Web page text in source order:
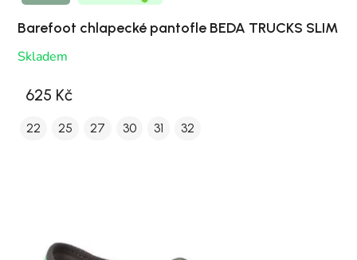
Barefoot chlapecké pantofle BEDA TRUCKS SLIM
Skladem
625 Kč
22 25 27 30 31 32